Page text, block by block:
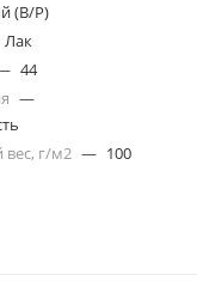
(В/Р)
Лак
44
—
г/м2 — 100